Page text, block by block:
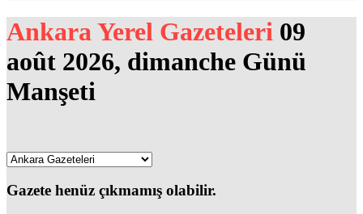
Ankara Yerel Gazeteleri 09
août 2026, dimanche Günü
Manşeti
Gazete henüz çıkmamış olabilir.